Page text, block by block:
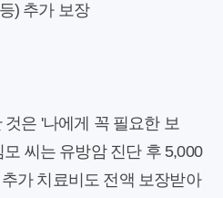
) 추가 보장
은 '나에게 꼭 필요한 보
씨는 유방암 진단 후 5,000
가 치료비도 전액 보장받아